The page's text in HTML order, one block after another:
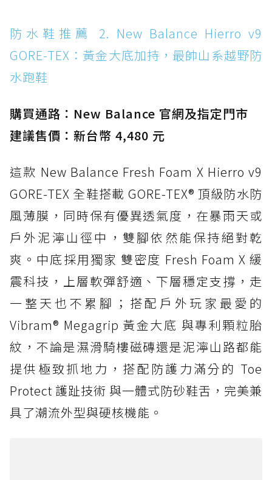
防水鞋推薦 14. SKECHERS BADGER
WATERPROOF：一踩即穿懶人神器！搭載固特
異大底與全防水厚底健走鞋
防水鞋推薦 15. Brooks Cascadia 19 GTX：注
防水鞋推薦 2. New Balance Hierro v9
GORE-TEX：黃金大底加持，最帥山系越野防
水跑鞋
購買通路：New Balance 官網及指定門市
建議售價：新台幣 4,480 元
這款 New Balance Fresh Foam X Hierro v9
GORE-TEX 全鞋搭載 GORE-TEX® 頂級防水防
風薄膜，同時保有優異透氣度，在暴雨天或
戶外泥濘山徑中，雙腳依然能保持絕對乾
爽。中底採用獨家 雙密度 Fresh Foam X 緩
震科技，上層軟彈舒適、下層穩定支撐，走
一整天也不累腳；搭配戶外玩家最愛的
Vibram® Megagrip 黃金大底 與專利顆粒胎
紋，不論是濕滑騎樓磁磚還是泥濘山路都能
提供極致抓地力，搭配防護力滿分的 Toe
Protect 護趾技術 與一體式防砂鞋舌，完美兼
具了潮流外型與硬核機能。